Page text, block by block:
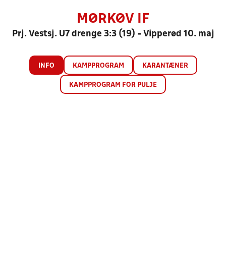
MØRKØV IF
Prj. Vestsj. U7 drenge 3:3 (19) - Vipperød 10. maj
INFO KAMPPROGRAM KARANTÆNER
KAMPPROGRAM FOR PULJE